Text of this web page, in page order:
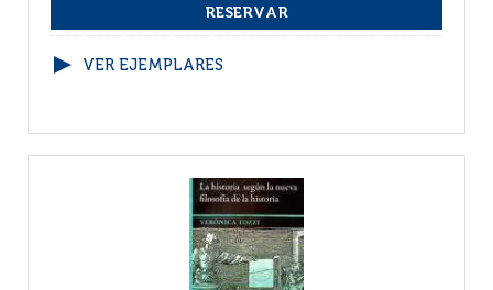
VER EJEMPLARES